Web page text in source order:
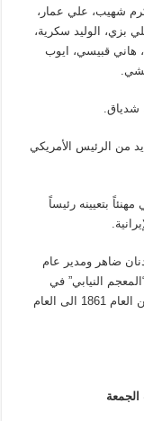
شهيب، علي عمار،
بزي، الوليد سكرية،
هاني قبيسي، ايوب
شدياق.
من الرئيس الأمريكي
بتعيينه رئيساً
ضاهر ومدير عام
النيابي” في
طبعته الثانية والذي يشمل سيرة وتراجم النواب من العام 1861 الى العام